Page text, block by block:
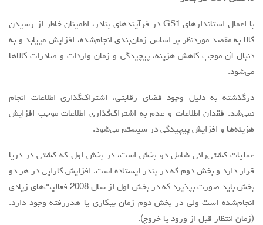
با اعمال استاندارهای GS1 در فرآيند‌هاي بنادر، اطمینان خاطر از رسیدن
کالا به مقصد موردنظر بر اساس زمان‌بندی انجام‌شده، افزایش مییابد و به
دنبال آن موجب کاهش هزینه، پیچیدگی و زمان واردات و صادرات کالاها
مي‌شود.
درگذشته به دلیل وجود فضای رقابتی، اشتراک‌گذاری اطلاعات انجام
نمی‌شد. فقدان اطلاعات و عدم به اشتراک‌گذاری اطلاعات موجب افزایش
هزینه‌ها و افزايش پيچيدگي در سیستم می‌شود.
عملیات کشتی‌رانی شامل دو بخش است، در بخش اول که کشتی در دریا
قرار دارد و بخش دوم که در بندر ایستاده است. افزایش کارایی در هر دو
بخش باید صورت بپذيرد که در بخش اول از سال 2008 فعالیت‌های زیادی
انجام‌شده است ولی در بخش دوم زمان بیکاری یا هدررفته وجود دارد.
(زمان انتظار قبل از ورود یا خروج).